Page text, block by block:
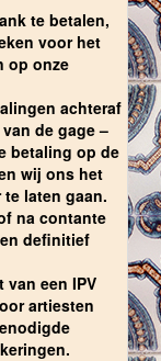
te betalen,
voor het
op onze
achteraf
de gage –
betaling op de
wij ons het
laten gaan.
na contante
definitief
een IPV
artiesten